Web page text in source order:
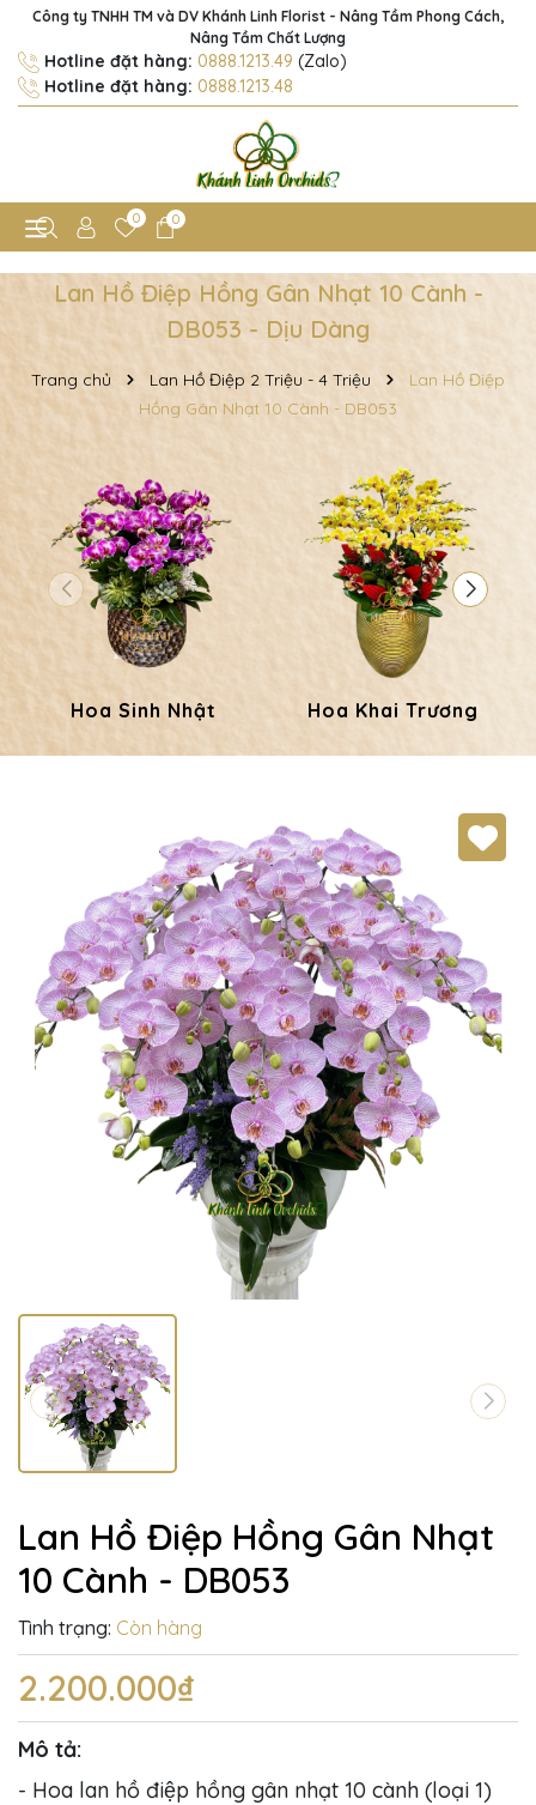
Công ty TNHH TM và DV Khánh Linh Florist - Nâng Tầm Phong Cách,
Nâng Tầm Chất Lượng
Hotline đặt hàng: 0888.1213.49 (Zalo)
Hotline đặt hàng: 0888.1213.48
0 0
Lan Hồ Điệp Hồng Gân Nhạt 10 Cành -
DB053 - Dịu Dàng
Trang chủ Lan Hồ Điệp 2 Triệu - 4 Triệu
Lan Hồ Điệp
Hồng Gân Nhạt 10 Cành - DB053
Hoa Sinh Nhật Hoa Khai Trương
Lan Hồ Điệp Hồng Gân Nhạt
10 Cành - DB053
Tình trạng: Còn hàng
2.200.000₫
Mô tả:
- Hoa lan hồ điệp hồng gân nhạt 10 cành (loại 1)